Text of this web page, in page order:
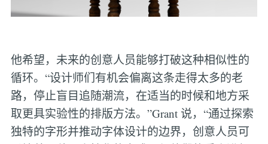
他希望，未来的创意人员能够打破这种相似性的
循环。“设计师们有机会偏离这条走得太多的老
路，停止盲目追随潮流，在适当的时候和地方采
取更具实验性的排版方法。”Grant 说，“通过探索
独特的字形并推动字体设计的边界，创意人员可